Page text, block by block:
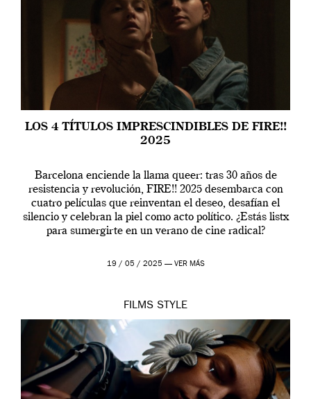
LOS 4 TÍTULOS IMPRESCINDIBLES DE FIRE!!
2025
Barcelona enciende la llama queer: tras 30 años de
resistencia y revolución, FIRE!! 2025 desembarca con
cuatro películas que reinventan el deseo, desafían el
silencio y celebran la piel como acto político. ¿Estás listx
para sumergirte en un verano de cine radical?
19 / 05 / 2025 — VER MÁS
FILMS STYLE